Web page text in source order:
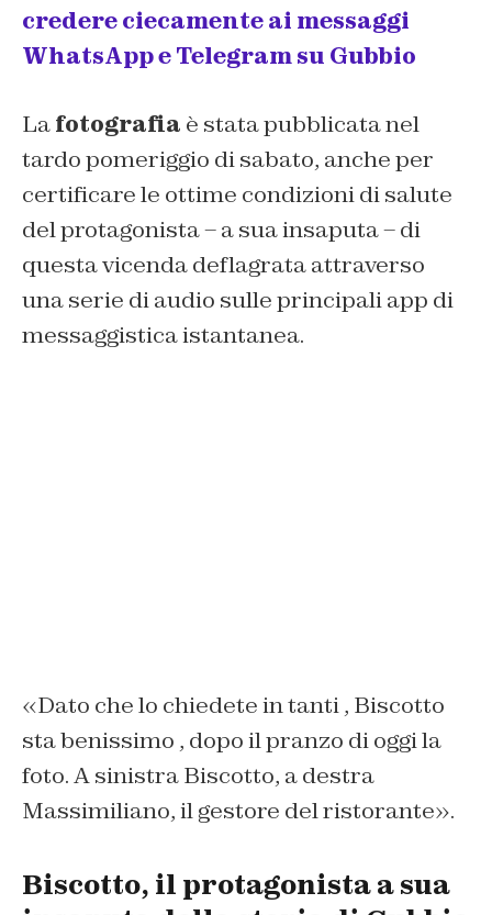
credere ciecamente ai messaggi
WhatsApp e Telegram su Gubbio
Lafotografia è stata pubblicata nel
tardo pomeriggio di sabato, anche per
certificare le ottime condizioni di salute
del protagonista – a sua insaputa – di
questa vicenda deflagrata attraverso
una serie di audio sulle principali app di
messaggistica istantanea.
«Dato che lo chiedete in tanti , Biscotto
sta benissimo , dopo il pranzo di oggi la
foto. A sinistra Biscotto, a destra
Massimiliano, il gestore del ristorante».
Biscotto, il protagonista a sua